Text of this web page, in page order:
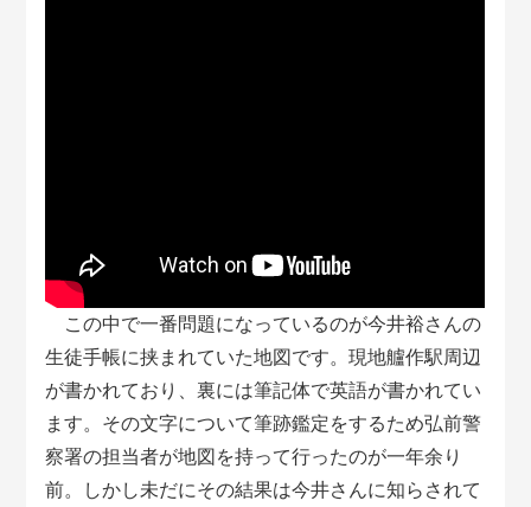
この中で一番問題になっているのが今井裕さんの
生徒手帳に挟まれていた地図です。現地艫作駅周辺
が書かれており、裏には筆記体で英語が書かれてい
ます。その文字について筆跡鑑定をするため弘前警
察署の担当者が地図を持って行ったのが一年余り
前。しかし未だにその結果は今井さんに知らされて